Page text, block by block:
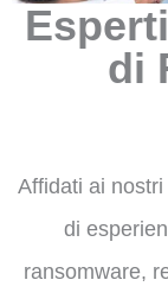
di
Affidati ai
di
ransomware,